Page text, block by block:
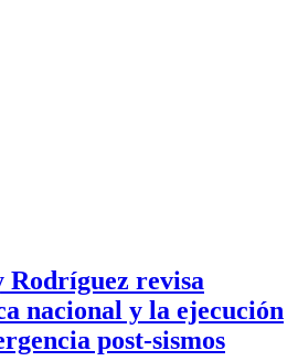
Rodríguez revisa
nacional y la ejecución
post-sismos